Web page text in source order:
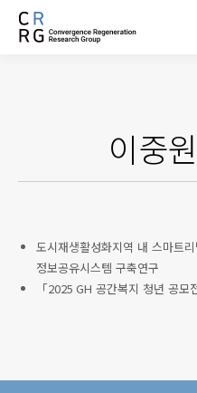
이중원
도시재생활성화지역 내 스마트
정보공유시스템 구축연구
「2025 GH 공간복지 청년 공